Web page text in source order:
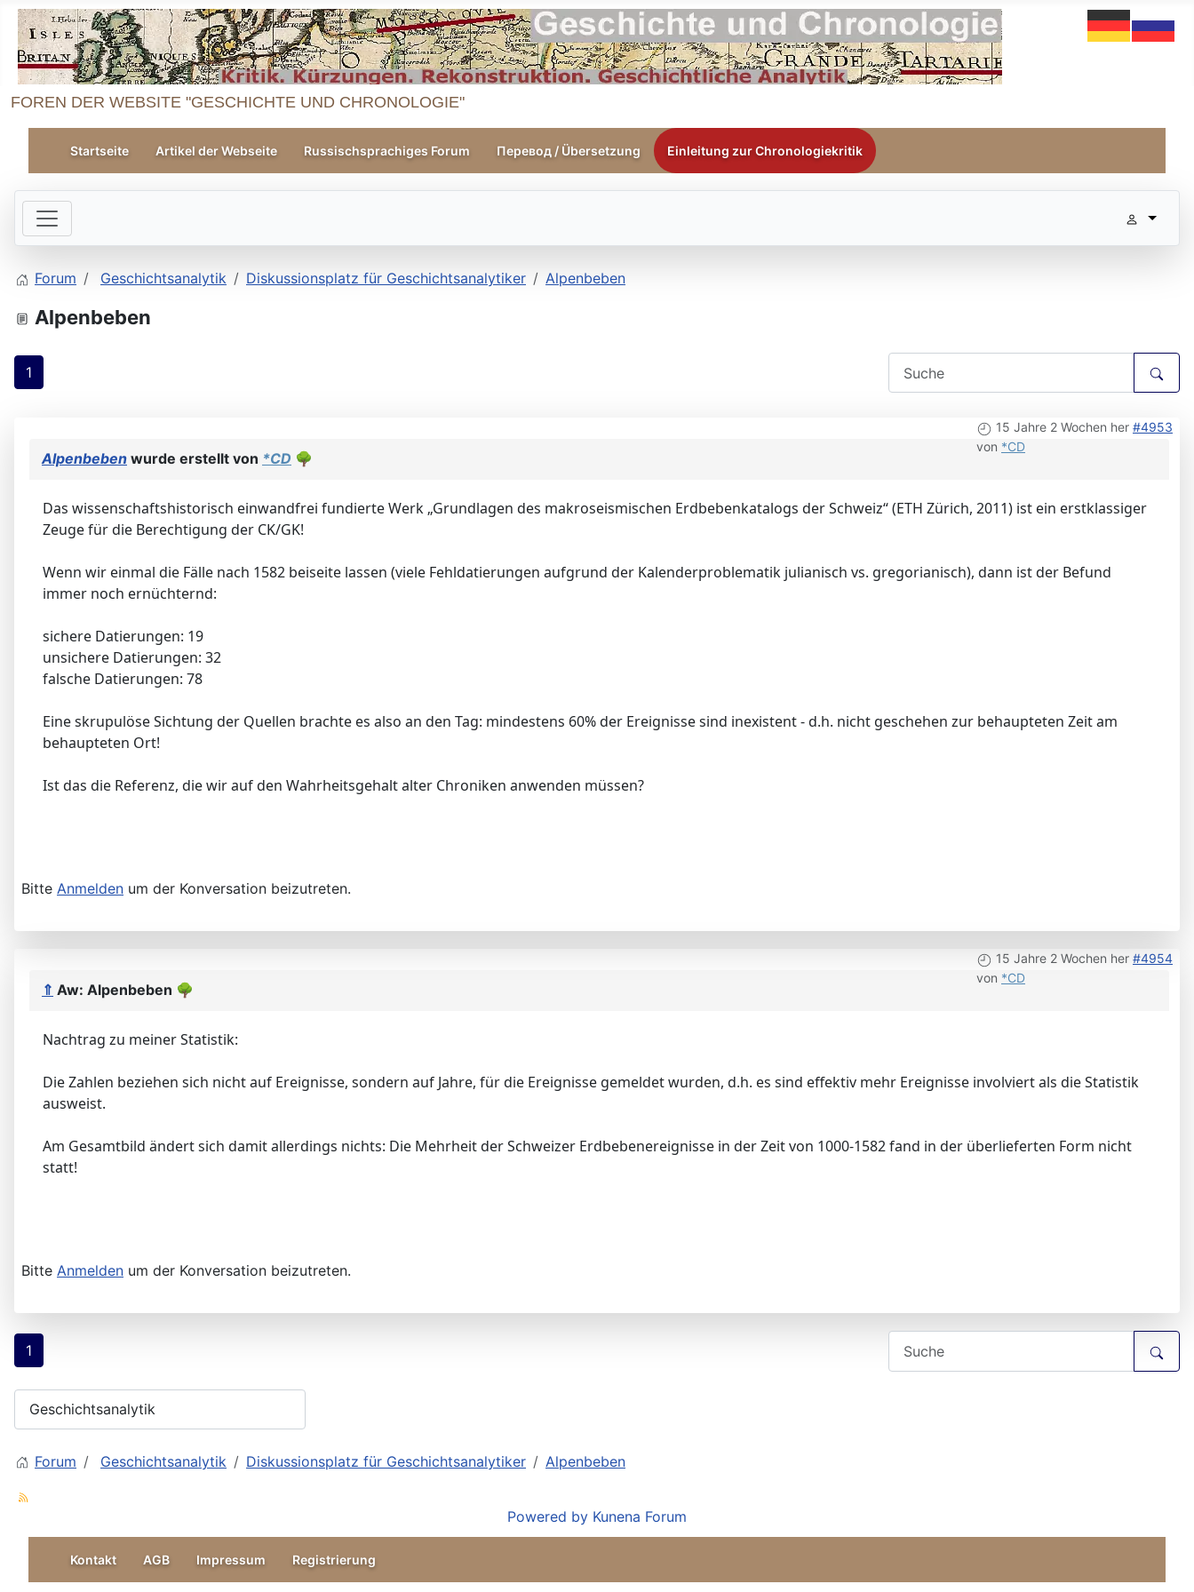
FOREN DER WEBSITE "GESCHICHTE UND CHRONOLOGIE"
Startseite Artikel der Webseite Russischsprachiges Forum Перевод / Übersetzung Einleitung zur Chronologiekritik
Forum Geschichtsanalytik Diskussionsplatz für Geschichtsanalytiker Alpenbeben
Alpenbeben
1
15 Jahre 2 Wochen her #4953
von *CD
Alpenbeben wurde erstellt von *CD 🌳
Das wissenschaftshistorisch einwandfrei fundierte Werk „Grundlagen des makroseismischen Erdbebenkatalogs der Schweiz“ (ETH Zürich, 2011) ist ein erstklassiger
Zeuge für die Berechtigung der CK/GK!
Wenn wir einmal die Fälle nach 1582 beiseite lassen (viele Fehldatierungen aufgrund der Kalenderproblematik julianisch vs. gregorianisch), dann ist der Befund
immer noch ernüchternd:
sichere Datierungen: 19
unsichere Datierungen: 32
falsche Datierungen: 78
Eine skrupulöse Sichtung der Quellen brachte es also an den Tag: mindestens 60% der Ereignisse sind inexistent - d.h. nicht geschehen zur behaupteten Zeit am
behaupteten Ort!
Ist das die Referenz, die wir auf den Wahrheitsgehalt alter Chroniken anwenden müssen?
Bitte Anmelden um der Konversation beizutreten.
15 Jahre 2 Wochen her #4954
von *CD
⇑ Aw: Alpenbeben 🌳
Nachtrag zu meiner Statistik:
Die Zahlen beziehen sich nicht auf Ereignisse, sondern auf Jahre, für die Ereignisse gemeldet wurden, d.h. es sind effektiv mehr Ereignisse involviert als die Statistik
ausweist.
Am Gesamtbild ändert sich damit allerdings nichts: Die Mehrheit der Schweizer Erdbebenereignisse in der Zeit von 1000-1582 fand in der überlieferten Form nicht
statt!
Bitte Anmelden um der Konversation beizutreten.
1
Forum Geschichtsanalytik Diskussionsplatz für Geschichtsanalytiker Alpenbeben
Powered by Kunena Forum
Kontakt AGB Impressum Registrierung